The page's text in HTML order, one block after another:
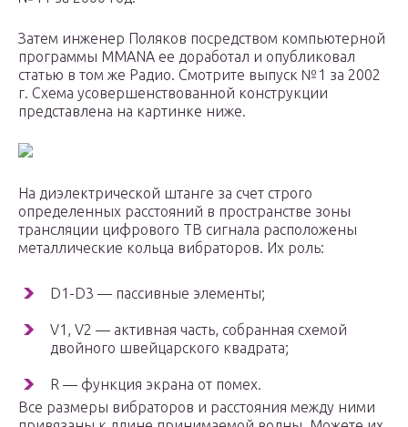
Затем инженер Поляков посредством компьютерной
программы MMANA ее доработал и опубликовал
статью в том же Радио. Смотрите выпуск №1 за 2002
г. Схема усовершенствованной конструкции
представлена на картинке ниже.
На диэлектрической штанге за счет строго
определенных расстояний в пространстве зоны
трансляции цифрового ТВ сигнала расположены
металлические кольца вибраторов. Их роль:
D1-D3 — пассивные элементы;
V1, V2 — активная часть, собранная схемой
двойного швейцарского квадрата;
R — функция экрана от помех.
Все размеры вибраторов и расстояния между ними